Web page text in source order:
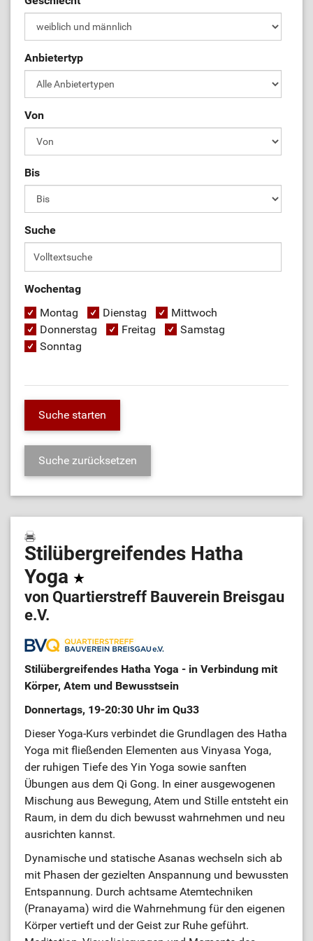
Anbietertyp
Von
Bis
Suche
Wochentag
Montag
Dienstag
Mittwoch
Donnerstag
Freitag
Samstag
Sonntag
Stilübergreifendes Hatha
Yoga
von Quartierstreff Bauverein Breisgau
e.V.
Stilübergreifendes Hatha Yoga - in Verbindung mit
Körper, Atem und Bewusstsein
Donnertags, 19-20:30 Uhr im Qu33
Dieser Yoga-Kurs verbindet die Grundlagen des Hatha
Yoga mit fließenden Elementen aus Vinyasa Yoga,
der ruhigen Tiefe des Yin Yoga sowie sanften
Übungen aus dem Qi Gong. In einer ausgewogenen
Mischung aus Bewegung, Atem und Stille entsteht ein
Raum, in dem du dich bewusst wahrnehmen und neu
ausrichten kannst.
Dynamische und statische Asanas wechseln sich ab
mit Phasen der gezielten Anspannung und bewussten
Entspannung. Durch achtsame Atemtechniken
(Pranayama) wird die Wahrnehmung für den eigenen
Körper vertieft und der Geist zur Ruhe geführt.